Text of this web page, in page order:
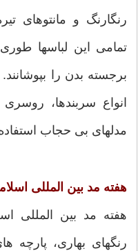
رنگارنگ و مانتوهای
تمامی این لباسها
برجسته بدن را
انواع سربندها،
مدلهای بی حجاب
هفته مد بین المللی
هفته مد بین المللی
رنگهای بهاری، پارچه